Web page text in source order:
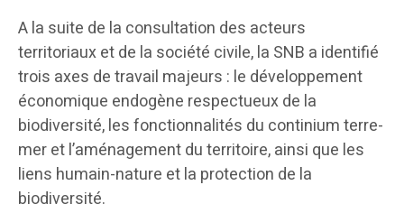
A la suite de la consultation des acteurs
territoriaux et de la société civile, la SNB a identifié
trois axes de travail majeurs : le développement
économique endogène respectueux de la
biodiversité, les fonctionnalités du continium terre-
mer et l’aménagement du territoire, ainsi que les
liens humain-nature et la protection de la
biodiversité.